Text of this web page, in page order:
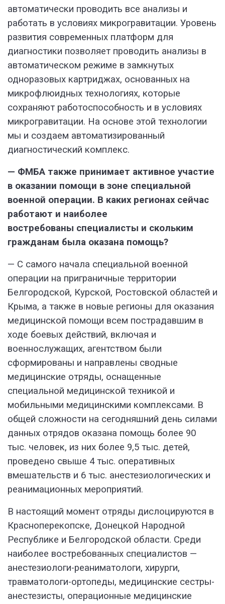
автоматически проводить все анализы и
работать в условиях микрогравитации. Уровень
развития современных платформ для
диагностики позволяет проводить анализы в
автоматическом режиме в замкнутых
одноразовых картриджах, основанных на
микрофлюидных технологиях, которые
сохраняют работоспособность и в условиях
микрогравитации. На основе этой технологии
мы и создаем автоматизированный
диагностический комплекс.
— ФМБА также принимает активное участие
в оказании помощи в зоне специальной
военной операции. В каких регионах сейчас
работают и наиболее
востребованы специалисты и скольким
гражданам была оказана помощь?
— С самого начала специальной военной
операции на приграничные территории
Белгородской, Курской, Ростовской областей и
Крыма, а также в новые регионы для оказания
медицинской помощи всем пострадавшим в
ходе боевых действий, включая и
военнослужащих, агентством были
сформированы и направлены сводные
медицинские отряды, оснащенные
специальной медицинской техникой и
мобильными медицинскими комплексами. В
общей сложности на сегодняшний день силами
данных отрядов оказана помощь более 90
тыс. человек, из них более 9,5 тыс. детей,
проведено свыше 4 тыс. оперативных
вмешательств и 6 тыс. анестезиологических и
реанимационных мероприятий.
В настоящий момент отряды дислоцируются в
Красноперекопске, Донецкой Народной
Республике и Белгородской области. Среди
наиболее востребованных специалистов —
анестезиологи-реаниматологи, хирурги,
травматологи-ортопеды, медицинские сестры-
анестезисты, операционные медицинские